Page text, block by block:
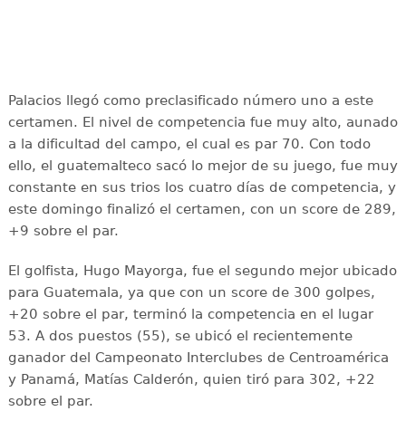
Palacios llegó como preclasificado número uno a este
certamen. El nivel de competencia fue muy alto, aunado
a la dificultad del campo, el cual es par 70. Con todo
ello, el guatemalteco sacó lo mejor de su juego, fue muy
constante en sus trios los cuatro días de competencia, y
este domingo finalizó el certamen, con un score de 289,
+9 sobre el par.
El golfista, Hugo Mayorga, fue el segundo mejor ubicado
para Guatemala, ya que con un score de 300 golpes,
+20 sobre el par, terminó la competencia en el lugar
53. A dos puestos (55), se ubicó el recientemente
ganador del Campeonato Interclubes de Centroamérica
y Panamá, Matías Calderón, quien tiró para 302, +22
sobre el par.